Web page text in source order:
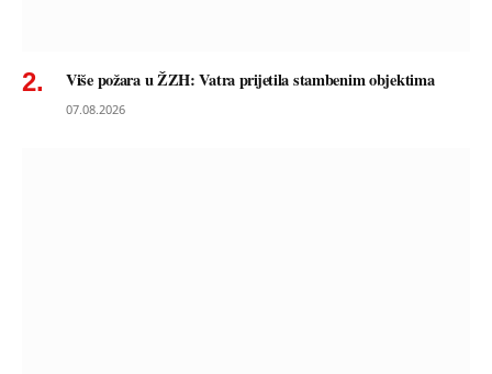
Više požara u ŽZH: Vatra prijetila stambenim objektima
07.08.2026